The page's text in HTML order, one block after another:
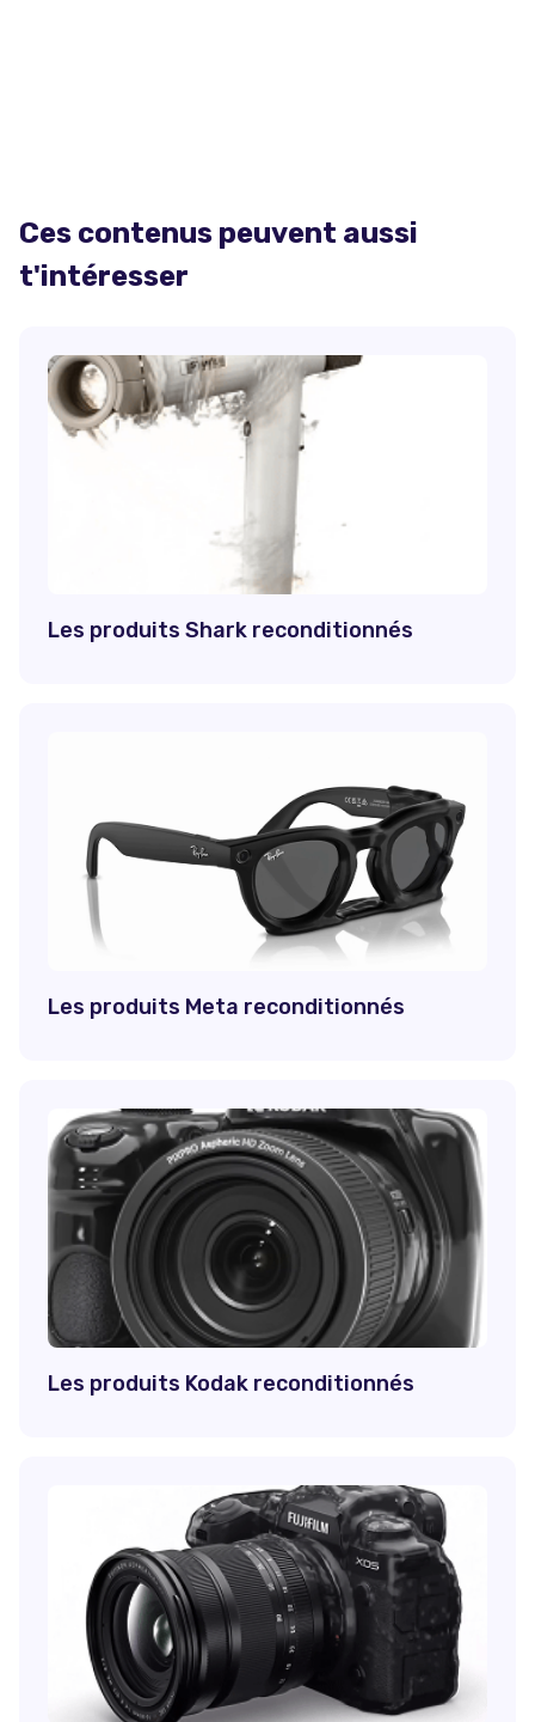
Ces contenus peuvent aussi
t'intéresser
Les produits Shark reconditionnés
Les produits Meta reconditionnés
Les produits Kodak reconditionnés